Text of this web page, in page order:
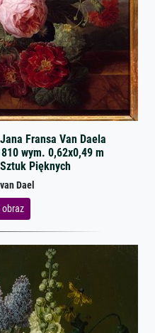
Fransa Van Daela
wym. 0,62x0,49 m
Pięknych
Dael
obraz